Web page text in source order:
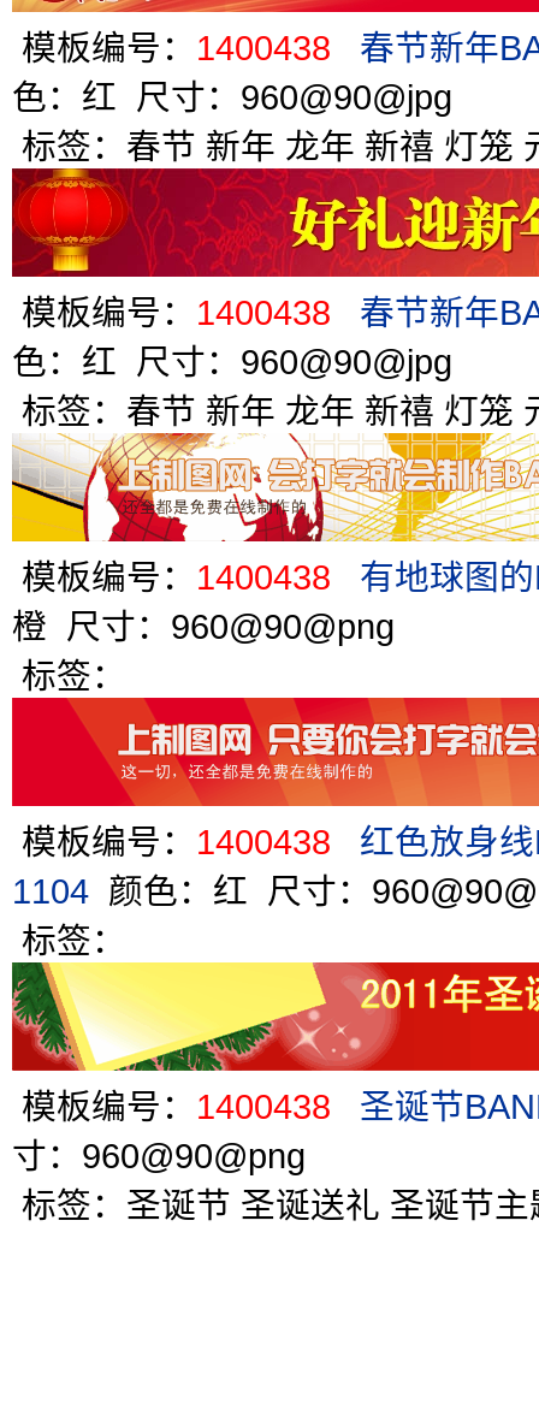
模板编号： 1400438
春节新年
色：红 尺寸：960@90@jpg
标签： 春节 新年 龙年 新禧 灯笼
模板编号： 1400438
春节新年
色：红 尺寸：960@90@jpg
标签： 春节 新年 龙年 新禧 灯笼
模板编号： 1400438
有地球图
橙 尺寸：960@90@png
标签：
模板编号： 1400438
红色放身
1104 颜色：红 尺寸：
标签：
模板编号： 1400438
圣诞节
寸：960@90@png
标签： 圣诞节 圣诞送礼 圣诞节主